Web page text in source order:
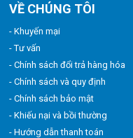
VỀ CHÚNG TÔI
- Khuyến mại
- Tư vấn
- Chính sách đổi trả hàng hóa
- Chính sách và quy định
- Chính sách bảo mật
- Khiếu nại và bồi thường
- Hướng dẫn thanh toán